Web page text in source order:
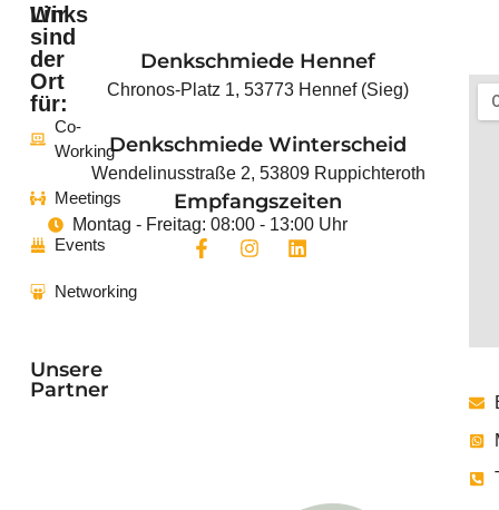
Denkschmiede Hennef
Chronos-Platz 1, 53773 Hennef (Sieg)
Denkschmiede Winterscheid
Wendelinusstraße 2, 53809 Ruppichteroth
Empfangszeiten
Montag - Freitag: 08:00 - 13:00 Uhr
Wir
sind
der
Ort
für:
Co-
Working
Meetings
Events
Networking
Unsere
Partner
Links
Startseite
Events
News
Das
Projekt